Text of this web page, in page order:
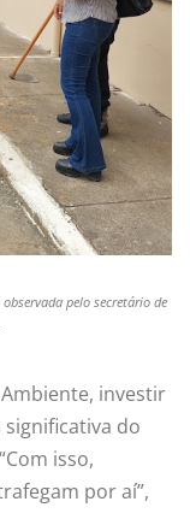
pelo secretário de
investir
do
isso,
por aí”,